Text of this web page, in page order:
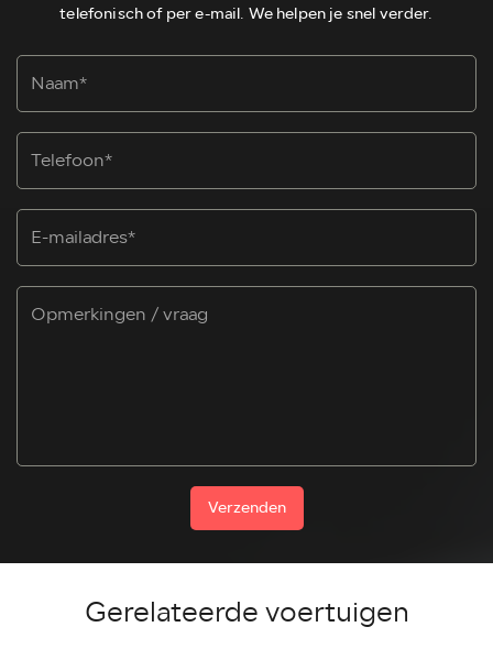
telefonisch of per e-mail. We helpen je snel verder.
Verzenden
Gerelateerde voertuigen